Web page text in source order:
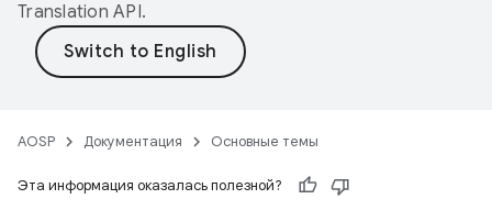
Translation API.
AOSP Документация Основные темы
Эта информация оказалась полезной?